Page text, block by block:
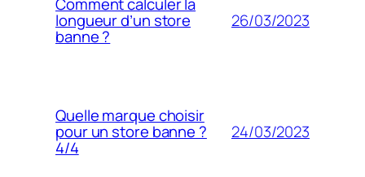
longueur d’un store
banne ?
26/03/2023
Quelle marque choisir
pour un store banne ?
4/4
24/03/2023